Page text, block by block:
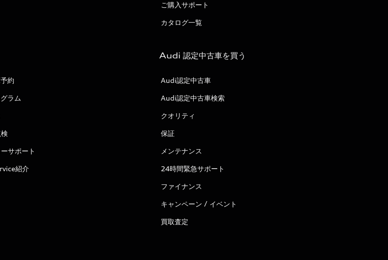
ご購入サポート
カタログ一覧
約
ラム
サポート
紹介
Audi 認定中古車を買う
Audi認定中古車
Audi認定中古車検索
クオリティ
保証
メンテナンス
24時間緊急サポート
ファイナンス
キャンペーン / イベント
買取査定